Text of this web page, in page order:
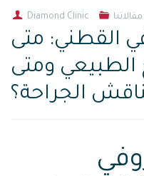
Diamond Clinic مقالاتنا
القطني: متى
الطبيعي ومتى
الجراحة؟